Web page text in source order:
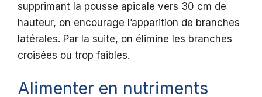
supprimant la pousse apicale vers 30 cm de
hauteur, on encourage l’apparition de branches
latérales. Par la suite, on élimine les branches
croisées ou trop faibles.
Alimenter en nutriments